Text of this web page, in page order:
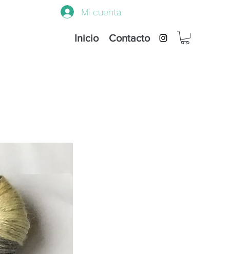
Inicio Contacto
Mi cuenta